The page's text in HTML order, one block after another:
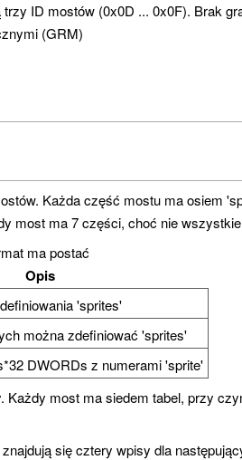
trzy ID mostów (0x0D ... 0x0F). Brak
(GRM)
Każda część mostu ma osiem
most ma 7 części, choć nie
ma postać
Opis
'sprites'
można zdefiniować 'sprites'
DWORDs z numerami 'sprite'
Każdy most ma siedem tabel, przy
się cztery wpisy dla